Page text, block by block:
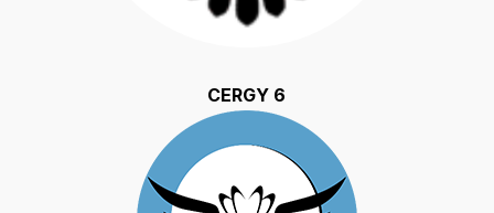
CERGY 6